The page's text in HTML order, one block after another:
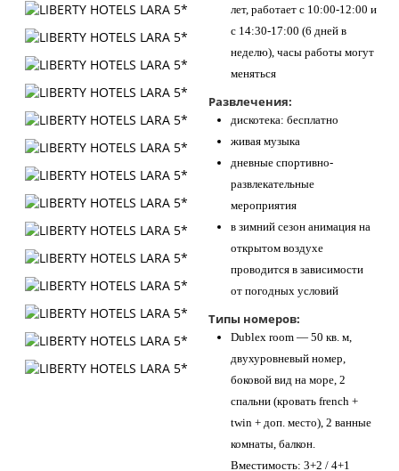
лет, работает с 10:00-12:00 и
с 14:30-17:00 (6 дней в
неделю), часы работы могут
меняться
Развлечения:
дискотека: бесплатно
живая музыка
дневные спортивно-
развлекательные
мероприятия
в зимний сезон анимация на
открытом воздухе
проводится в зависимости
от погодных условий
Типы номеров:
Dublex room — 50 кв. м,
двухуровневый номер,
боковой вид на море, 2
спальни (кровать french +
twin + доп. место), 2 ванные
комнаты, балкон.
Вместимость: 3+2 / 4+1